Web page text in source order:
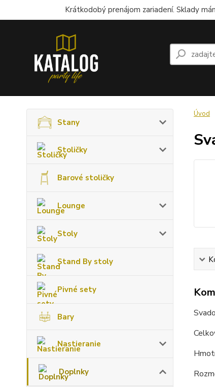
Krátkodobý prenájom zariadení. Sklady
Stany
Stoličky
Barové stoličky
Lounge
Stoly
Stand By stoly
Pivné sety
Bary
Nastieranie
Doplnky
Úvod